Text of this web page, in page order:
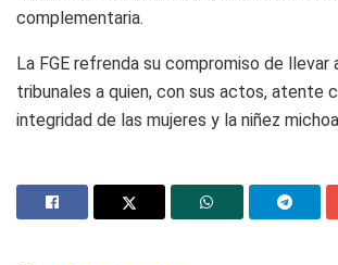
complementaria.
La FGE refrenda su compromiso de llevar
tribunales a quien, con sus actos, atente
integridad de las mujeres y la niñez